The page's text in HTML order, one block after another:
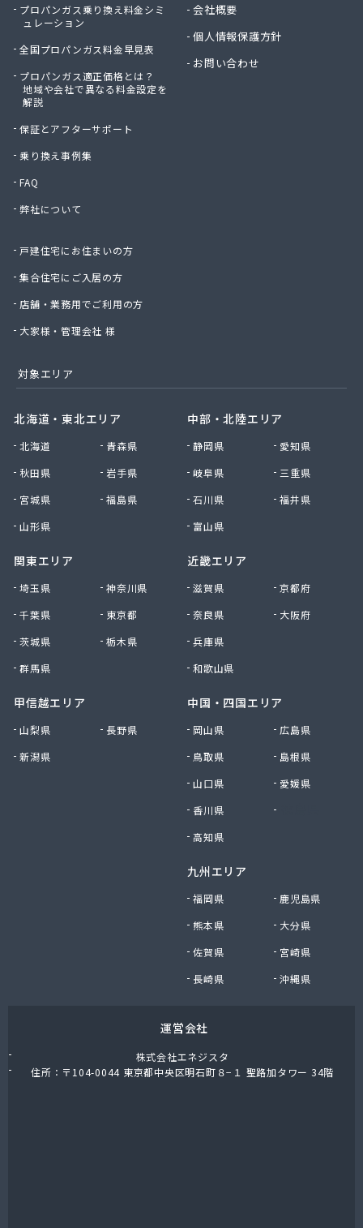
小島不動産
小野崎燃料設備有限会社
松島ガス株式会社
上都賀プロパンガス協同組合
神山液化ガス
須田商事株式会社
星のや商店
聖火産業株式会社
西部燃料ガス株式会社
石井商店
石崎平八郎商店
赤羽根プロパンガス
赤羽燃料店
川津商店
川俣商販株式会社
早見商店
足利ガス事業組合配送センター
足利団地ガス株式会社
大塚プロパン
大田原エルピーガス保安センター協同組合
谷中田プロパン店
中央セントラルガス株式会社 宇都宮営業所
中央セントラルガス株式会社 那須営業所
町田屋商店出光興産大沢給油所
津吹商店
津田商店
田邊工業株式会社 佐野工場
田邊工業株式会社 足利営業所
東京ガスエネルギー株式会社 宇都宮サービスセン
東上ガス株式会社 真岡営業所
東上ガス株式会社 那須営業所
栃木液化ガス株式会社
栃木県プロパンガス商業協同組合
栃木石油株式会社 本社
プロパンガス乗り換え料金シミ
ュレーション
全国プロパンガス料金早見表
プロパンガス適正価格とは？
地域や会社で異なる料金設定を
解説
保証とアフターサポート
乗り換え事例集
FAQ
弊社について
戸建住宅にお住まいの方
集合住宅にご入居の方
店舗・業務用でご利用の方
大家様・管理会社 様
会社概要
個人情報保護方針
お問い合わせ
対象エリア
北海道・東北エリア
北海道
青森県
秋田県
岩手県
宮城県
福島県
山形県
関東エリア
埼玉県
神奈川県
千葉県
東京都
茨城県
栃木県
群馬県
甲信越エリア
山梨県
長野県
新潟県
中部・北陸エリア
静岡県
愛知県
岐阜県
三重県
石川県
福井県
富山県
近畿エリア
滋賀県
京都府
奈良県
大阪府
兵庫県
和歌山県
中国・四国エリア
岡山県
広島県
鳥取県
島根県
山口県
愛媛県
香川県
高知県
九州エリア
福岡県
鹿児島県
熊本県
大分県
佐賀県
宮崎県
長崎県
沖縄県
運営会社
株式会社エネジスタ
住所：〒104-0044 東京都中央区明石町８−１ 聖路加タワー 34階